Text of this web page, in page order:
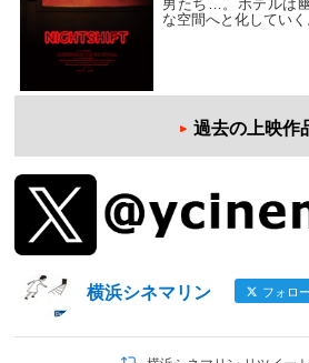
男たち…。ホテルは
な空間へと化していく
過去の上映作
横浜シネマリン フォロー